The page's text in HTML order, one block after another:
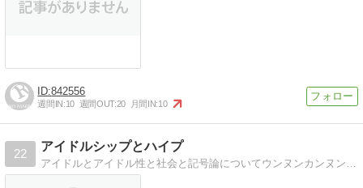
842556
週間IN:10 週間OUT:20 月間IN:10
22
アイドルシップとハイプ
アイドルとアイドル性と社会と記号論についてウンヌンカンヌンと。なぜか、というより必然的に不可避的に、乃木坂46についての論が多めになる予感はします。